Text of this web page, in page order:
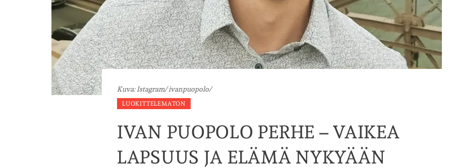
Kuva: Istagram/ ivanpuopolo/
LUOKITTELEMATON
IVAN PUOPOLO PERHE – VAIKEA
LAPSUUS JA ELÄMÄ NYKYÄÄN